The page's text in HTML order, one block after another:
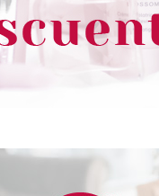
Pvr 29.50€
-41%
desde
17.50€